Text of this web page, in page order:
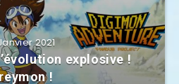
2021
explosive !
!